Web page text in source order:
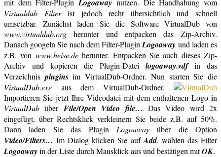
mit dem Filter-PluginLogoaway nutzen. Die Handhabung vom
Virtualdub Filterist jedoch recht übersichtlich und schnell
umsetzbar. Zunächst laden Sie die Software VirtualDub von
www.virtualdub.org herunter und entpacken das Zip-Archiv.
Danach googeln Sie nach dem Filter-PluginLogoaway und laden es
z.B. von www.heise.deherunter. Entpacken Sie auch dieses Zip-
Archiv und kopieren die Plugin-Datei logoaway.vdf
in das
Verzeichnis pluginsim VirtualDub-Ordner. Nun starten Sie die
VirtualDub.exe aus dem VirtualDub-Ordner.
Importieren Sie jetzt Ihre Videodatei mit dem enthaltenen Logo in
VirtualDub über File/Open Video file… Das Video wird 2x
eingefügt, über Rechtsklick verkleinern Sie beide z.B. auf 50%.
Dann laden Sie das Plugin Logoawayüber die Option
Video/Filters… Im Dialog klicken Sie auf Add, wählen das Filter
Logoawayin der Liste durch Mausklick aus und bestätigen mitOK.